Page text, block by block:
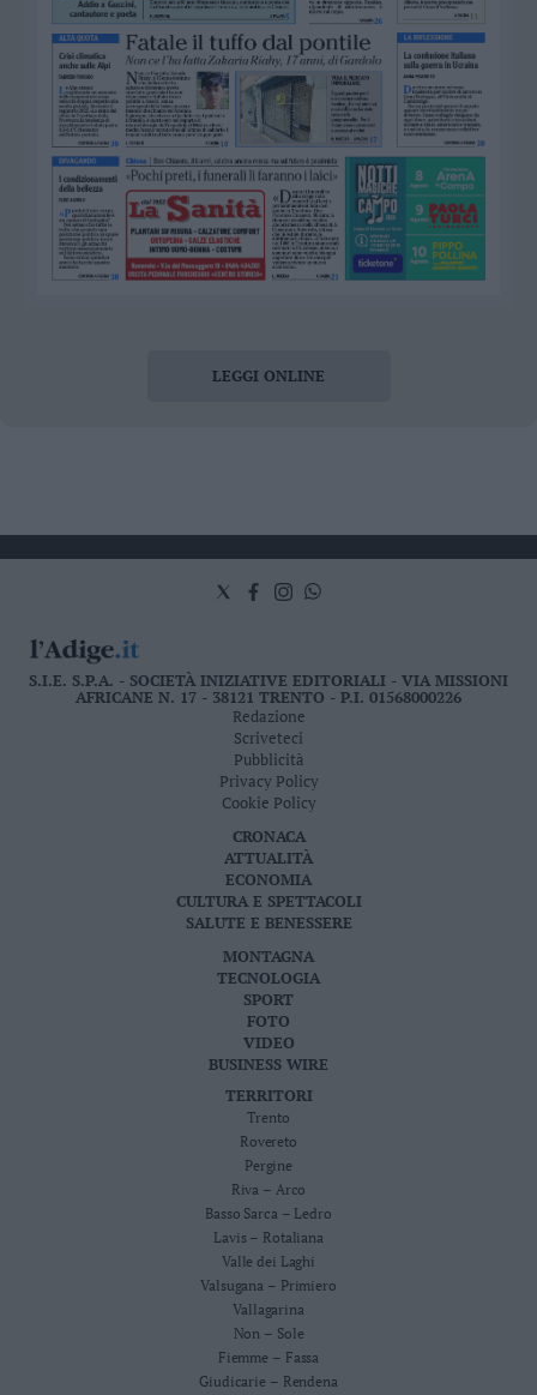
LEGGI ONLINE
S.I.E. S.P.A. - SOCIETÀ INIZIATIVE EDITORIALI - VIA MISSIONI
AFRICANE N. 17 - 38121 TRENTO - P.I. 01568000226
Redazione
Scriveteci
Pubblicità
Privacy Policy
Cookie Policy
CRONACA
ATTUALITÀ
ECONOMIA
CULTURA E SPETTACOLI
SALUTE E BENESSERE
MONTAGNA
TECNOLOGIA
SPORT
FOTO
VIDEO
BUSINESS WIRE
TERRITORI
Trento
Rovereto
Pergine
Riva – Arco
Basso Sarca – Ledro
Lavis – Rotaliana
Valle dei Laghi
Valsugana – Primiero
Vallagarina
Non – Sole
Fiemme – Fassa
Giudicarie – Rendena